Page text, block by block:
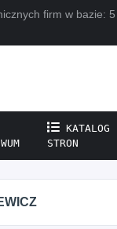
firm w bazie:
KATALOG
STRON